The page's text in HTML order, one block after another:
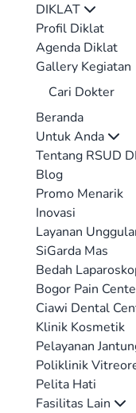
DIKLAT
Profil Diklat
Agenda Diklat
Gallery Kegiatan
Cari Dokter
Beranda
Untuk Anda
Tentang RSUD
Blog
Promo Menarik
Inovasi
Layanan
SiGarda Mas
Bedah
Bogor Pain
Ciawi Dental
Klinik Kosmetik
Pelayanan
Poliklinik
Pelita Hati
Fasilitas Lain